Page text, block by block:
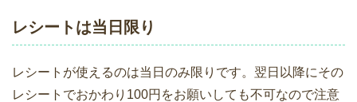
レシートは当日限り
レシートが使えるのは当日のみ限りです。翌日以降にその
レシートでおかわり100円をお願いしても不可なので注意